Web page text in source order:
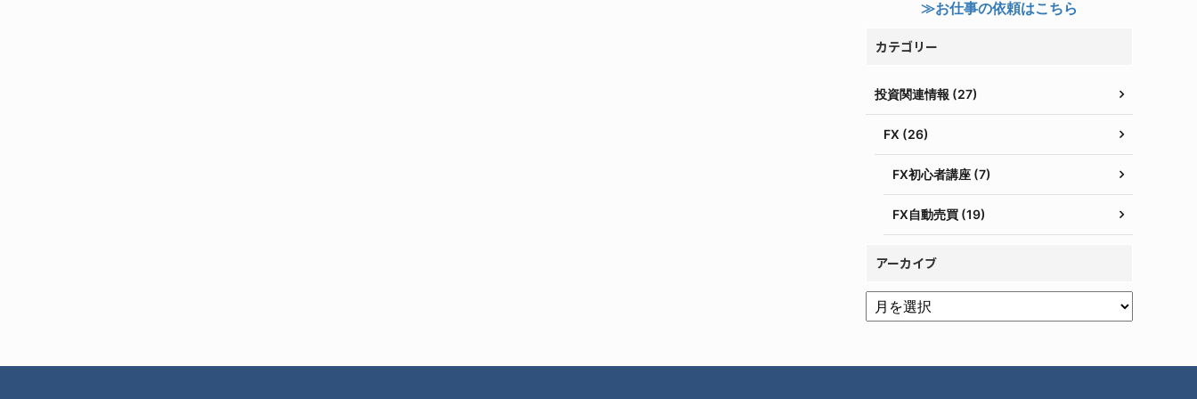
≫お仕事の依頼はこちら
カテゴリー
投資関連情報 (27)
FX (26)
FX初心者講座 (7)
FX自動売買 (19)
アーカイブ